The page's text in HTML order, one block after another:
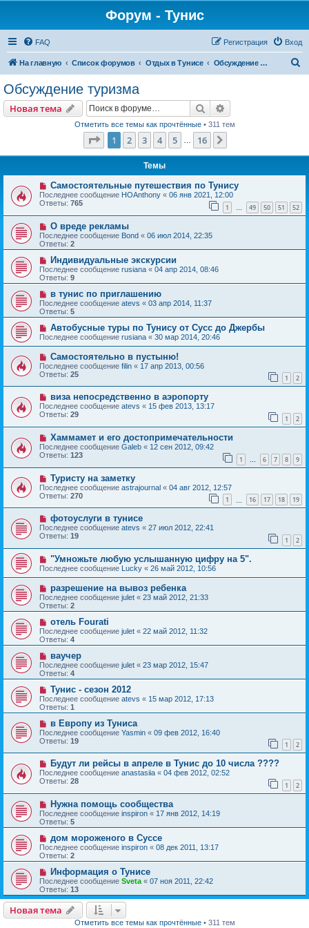
Форум - Тунис
FAQ Вход
Регистрация
На главную Список форумов Отдых в Тунисе Обсуждение туризма
Обсуждение туризма
Новая тема Поиск
Отметить все темы как прочтённые• 311 тем
Страница из 16
1 2 3 4 5 16
Темы
Самостоятельные путешествия по Тунису
Последнее сообщение HOAnthony « 06 янв 2021, 12:00
Ответы: 765 1 … 49 50 51 52
О вреде рекламы
Последнее сообщение Bond « 06 июл 2014, 22:35
Ответы: 2
Индивидуальные экскурсии
Последнее сообщение rusiana « 04 апр 2014, 08:46
Ответы: 9
в тунис по приглашению
Последнее сообщение atevs « 03 апр 2014, 11:37
Ответы: 5
Автобусные туры по Тунису от Сусс до Джербы
Последнее сообщение rusiana « 30 мар 2014, 20:46
Самостоятельно в пустыню!
Последнее сообщение filin « 17 апр 2013, 00:56
Ответы: 25 1 2
виза непосредственно в аэропорту
Последнее сообщение atevs « 15 фев 2013, 13:17
Ответы: 29 1 2
Хаммамет и его достопримечательности
Последнее сообщение Galeb « 12 сен 2012, 09:42
Ответы: 123 1 … 6 7 8 9
Туристу на заметку
Последнее сообщение astrajournal « 04 авг 2012, 12:57
Ответы: 270 1 16 17 18 19
фотоуслуги в тунисе
Последнее сообщение atevs « 27 июл 2012, 22:41
Ответы: 19 1 2
"Умножьте любую услышанную цифру на 5".
Последнее сообщение Lucky « 26 май 2012, 10:56
разрешение на вывоз ребенка
Последнее сообщение julet « 23 май 2012, 21:33
Ответы: 2
отель Fourati
Последнее сообщение julet « 22 май 2012, 11:32
Ответы: 4
ваучер
Последнее сообщение julet « 23 мар 2012, 15:47
Ответы: 4
Тунис - сезон 2012
Последнее сообщение atevs « 15 мар 2012, 17:13
Ответы: 1
в Европу из Туниса
Последнее сообщение Yasmin « 09 фев 2012, 16:40
Ответы: 19 1 2
Будут ли рейсы в апреле в Тунис до 10 числа ????
Последнее сообщение anastasiia « 04 фев 2012, 02:52
Ответы: 28 1 2
Нужна помощь сообщества
Последнее сообщение inspiron « 17 янв 2012, 14:19
Ответы: 5
дом мороженого в Суссе
Последнее сообщение inspiron « 08 дек 2011, 13:17
Ответы: 2
Информация о Тунисе
Последнее сообщение Sveta « 07 ноя 2011, 22:42
Ответы: 13
Новая тема
Отметить все темы как прочтённые• 311 тем